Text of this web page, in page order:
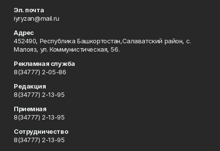
Эл. почта
iyryzan@mail.ru
Адрес
452490, Республика Башкортостан,Салаватский район, с.
Малояз, ул. Коммунистическая, 56.
Рекламная служба
8(34777) 2-05-86
Редакция
8(34777) 2-13-95
Приемная
8(34777) 2-13-95
Сотрудничество
8(34777) 2-13-95